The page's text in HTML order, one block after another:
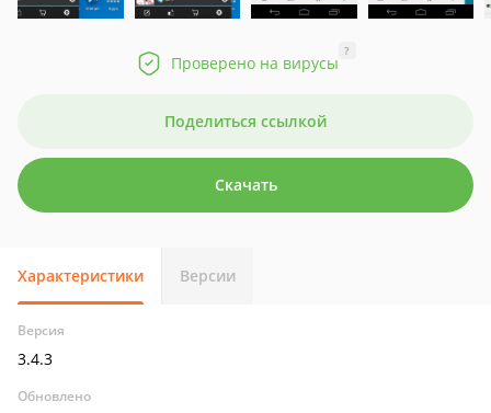
Проверено на вирусы
?
Поделиться ссылкой
Скачать
Характеристики Версии
Версия
3.4.3
Обновлено